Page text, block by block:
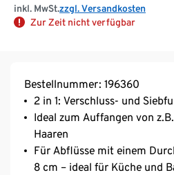
inkl. MwSt.zzgl. Versandkosten
Zur Zeit nicht verfügbar
Bestellnummer: 196360
2 in 1: Verschluss- und
Ideal zum Auffangen von
Haaren
Für Abflüsse mit einem
8 cm – ideal für Küche und